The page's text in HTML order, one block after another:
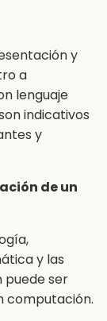
y
a
lenguaje
indicativos
y
de un
y las
puede ser
computación.